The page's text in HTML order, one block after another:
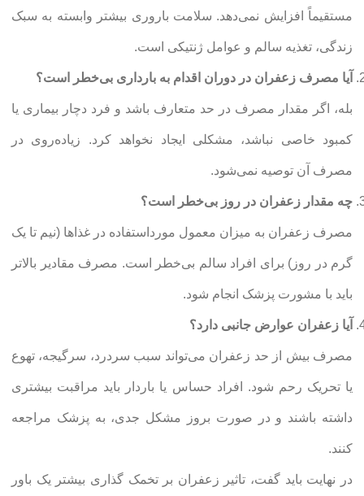
مستقیماً افزایش نمی‌دهد. سلامت باروری بیشتر وابسته به سبک
زندگی، تغذیه سالم و عوامل ژنتیکی است.
آیا مصرف زعفران در دوران اقدام به بارداری بی‌خطر است؟
بله، اگر مقدار مصرف در حد متعارف باشد و فرد دچار بیماری یا
کمبود خاصی نباشد، مشکلی ایجاد نخواهد کرد. زیاده‌روی در
مصرف آن توصیه نمی‌شود.
چه مقدار زعفران در روز بی‌خطر است؟
مصرف زعفران به میزان معمول مورداستفاده در غذاها (نیم تا یک
گرم در روز) برای افراد سالم بی‌خطر است. مصرف مقادیر بالاتر
باید با مشورت پزشک انجام شود.
آیا زعفران عوارض جانبی دارد؟
مصرف بیش از حد زعفران می‌تواند سبب سردرد، سرگیجه، تهوع
یا تحریک رحم شود. افراد حساس یا باردار باید مراقبت بیشتری
داشته باشند و در صورت بروز مشکل جدی، به پزشک مراجعه
کنند.
در نهایت باید گفت، تاثیر زعفران بر تخمک گذاری بیشتر یک باور